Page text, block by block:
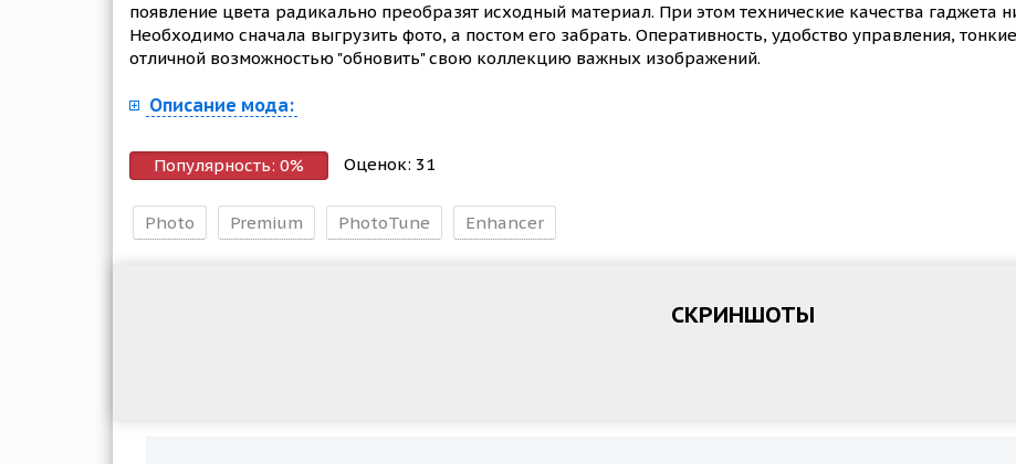
появление цвета радикально преобразят исходный материал. При этом технические качества гаджета
Необходимо сначала выгрузить фото, а постом его забрать. Оперативность, удобство управления,
отличной возможностью "обновить" свою коллекцию важных изображений.
Описание мода:
Популярность: 0% Оценок: 31
Photo Premium PhotoTune Enhancer
СКРИНШОТЫ